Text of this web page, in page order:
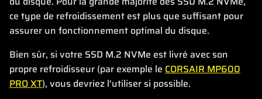
ce type de refroidissement est plus que suffisant pour
assurer un fonctionnement optimal du disque.
Bien sûr, si votre SSD M.2 NVMe est livré avec son
propre refroidisseur (par exemple le CORSAIR MP600
PRO XT), vous devriez l'utiliser si possible.